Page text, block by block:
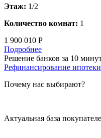
Этаж: 1/2
Количество комнат: 1
1 900 010 Р
Подробнее
Решение банков за 10
Рефинансирование ипотеки
Почему нас выбирают?
Актуальная база